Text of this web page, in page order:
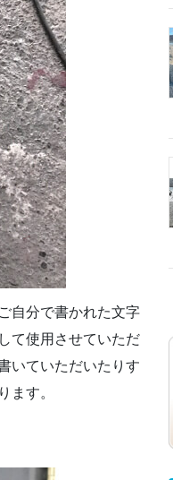
自分で書かれた文字
て使用させていただ
いていただいたりす
ます。